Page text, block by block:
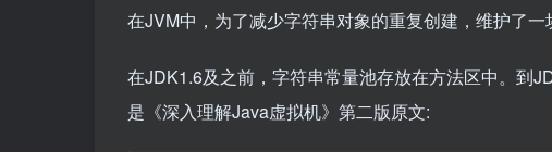
在JVM中，为了减少字符串对象的重复创建，维护了
在JDK1.6及之前，字符串常量池存放在方法区中。到
是《深入理解Java虚拟机》第二版原文: